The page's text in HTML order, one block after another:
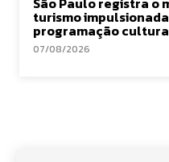
turismo
programação
07/08/2026